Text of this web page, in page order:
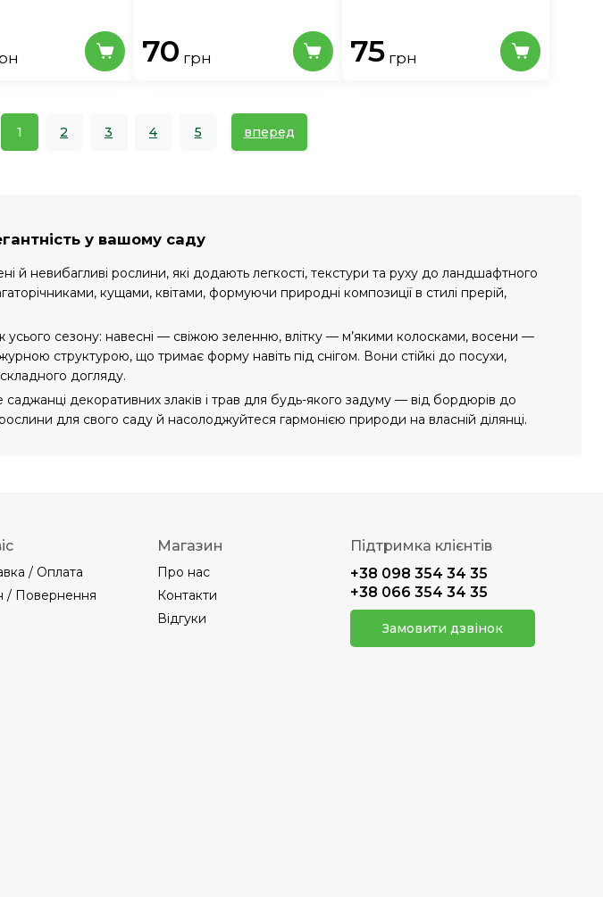
70 грн 75 грн
1 2 3 4 5 вперед
у вашому саду
й невибагливі рослини, які додають легкості, текстури та руху до ландшафтного
кущами, квітами, формуючи природні композиції в стилі прерій,
усього сезону: навесні — свіжою зеленню, влітку — м’якими колосками, восени —
структурою, що тримає форму навіть під снігом. Вони стійкі до посухи,
догляду.
декоративних злаків і трав для будь-якого задуму — від бордюрів до
для свого саду й насолоджуйтеся гармонією природи на власній ділянці.
Підтримка клієнтів
+38 098 354 34 35
+38 066 354 34 35
Замовити дзвінок
/ Оплата
/ Повернення
Магазин
Про нас
Контакти
Відгуки